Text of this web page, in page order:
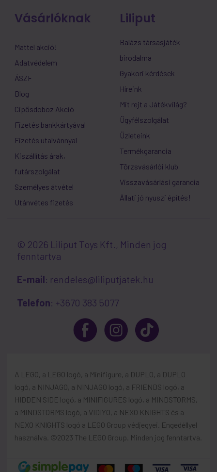
Vásárlóknak
Mattel akció!
Adatvédelem
ÁSZF
Blog
Cipősdoboz Akció
Fizetés bankkártyával
Fizetés utalvánnyal
Kiszállítás árak,
futárszolgálat
Személyes átvétel
Utánvétes fizetés
Liliput
Balázs társasjáték
birodalma
Gyakori kérdések
Híreink
Mit rejt a Játékvilág?
Ügyfélszolgálat
Üzleteink
Termékgarancia
Törzsvásárlói klub
Visszavásárlási garancia
Állati jó nyuszi építés!
© 2026 Liliput Toys Kft., Minden jog
fenntartva
E-mail: rendeles@liliputjatek.hu
Telefon: +3670 383 5077
A LEGO, a LEGO logó, a Minifigure, a DUPLO, a DUPLO
logó, a NINJAGO, a NINJAGO logó, a FRIENDS logó, a
HIDDEN SIDE logó, a MINIFIGURES logó, a MINDSTORMS,
a MINDSTORMS logó, a VIDIYO, a NEXO KNIGHTS és a
NEXO KNIGHTS logó a LEGO Group védjegyei. Engedéllyel
használva. ©2023 The LEGO Group. Minden jog fenntartva.